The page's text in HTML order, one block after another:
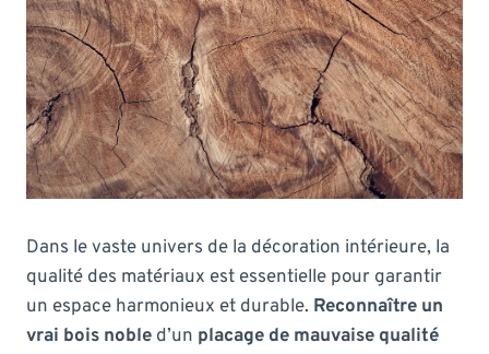
Dans le vaste univers de la décoration intérieure, la
qualité des matériaux est essentielle pour garantir
un espace harmonieux et durable. Reconnaître un
vrai bois noble d’un placage de mauvaise qualité